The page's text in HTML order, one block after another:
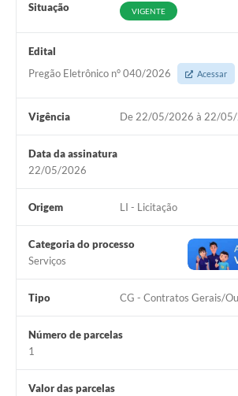
Situação VIGENTE
Edital
Pregão Eletrônico n° 040/2026
Acessar
Vigência De 22/05/2026 à 22/
Data da assinatura
22/05/2026
Origem LI - Licitação
Categoria do processo
Serviços
Tipo CG - Contratos Gerais/
Número de parcelas
1
Valor das parcelas